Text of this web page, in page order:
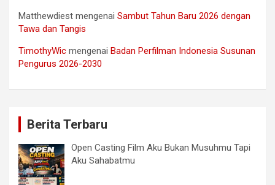
Matthewdiest mengenai Sambut Tahun Baru 2026 dengan
Tawa dan Tangis
TimothyWic mengenai Badan Perfilman Indonesia Susunan
Pengurus 2026-2030
Berita Terbaru
Open Casting Film Aku Bukan Musuhmu Tapi
Aku Sahabatmu